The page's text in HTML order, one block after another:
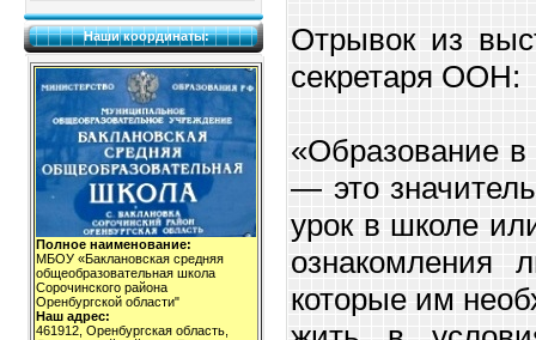
Наши координаты:
Полное наименование:
МБОУ «Баклановская средняя
общеобразовательная школа
Сорочинского района
Оренбургской области"
Наш адрес:
461912, Оренбургская область,
Отрывок из
секретаря ООН:
«Образование в
— это
урок в школе
ознакомления
которые им